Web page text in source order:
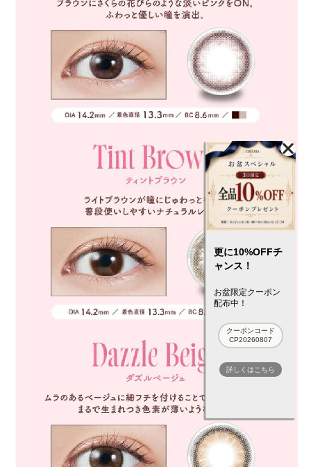
更に10%OFFチ
ャンス！
お盆限定クーポン
配布中！
クーポンコード
CP20260807
詳しくはこちら